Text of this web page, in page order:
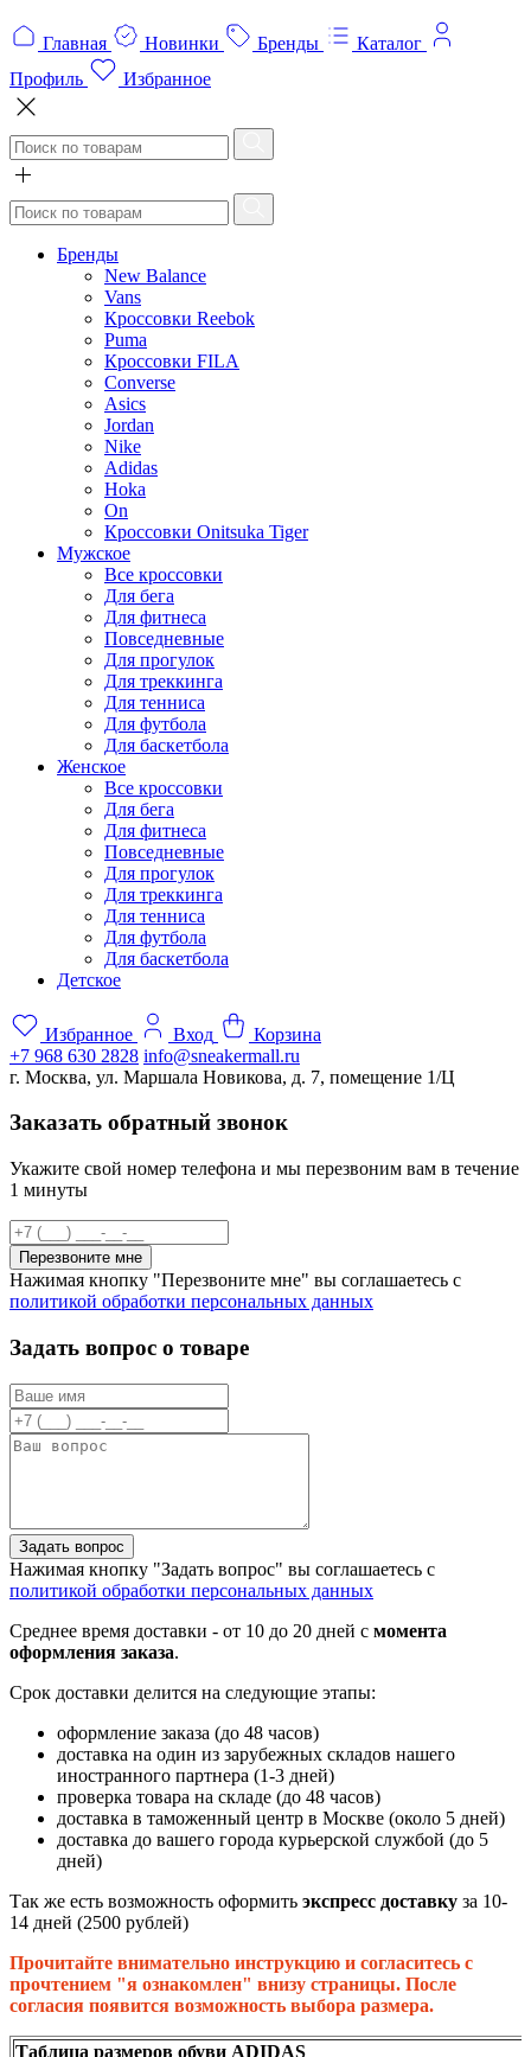
Главная Новинки Бренды
Каталог
Профиль
Избранное
Бренды
New Balance
Vans
Кроссовки Reebok
Puma
Кроссовки FILA
Converse
Asics
Jordan
Nike
Adidas
Hoka
On
Кроссовки Onitsuka Tiger
Мужское
Все кроссовки
Для бега
Для фитнеса
Повседневные
Для прогулок
Для треккинга
Для тенниса
Для футбола
Для баскетбола
Женское
Все кроссовки
Для бега
Для фитнеса
Повседневные
Для прогулок
Для треккинга
Для тенниса
Для футбола
Для баскетбола
Детское
Избранное Вход
Корзина
+7 968 630 2828 info@sneakermall.ru
г. Москва, ул. Маршала Новикова, д. 7, помещение 1/Ц
Заказать обратный звонок
Укажите свой номер телефона и мы перезвоним вам в течение
1 минуты
Перезвоните мне
Нажимая кнопку "Перезвоните мне" вы соглашаетесь с
политикой обработки персональных данных
Задать вопрос о товаре
Задать вопрос
Нажимая кнопку "Задать вопрос" вы соглашаетесь с
политикой обработки персональных данных
Среднее время доставки - от 10 до 20 дней с момента
оформления заказа.
Срок доставки делится на следующие этапы:
оформление заказа (до 48 часов)
доставка на один из зарубежных складов нашего
иностранного партнера (1-3 дней)
проверка товара на складе (до 48 часов)
доставка в таможенный центр в Москве (около 5 дней)
доставка до вашего города курьерской службой (до 5
дней)
Так же есть возможность оформить экспресс доставку за 10-
14 дней (2500 рублей)
Прочитайте внимательно инструкцию и согласитесь с
прочтением "я ознакомлен" внизу страницы. После
согласия появится возможность выбора размера.
Таблица размеров обуви ADIDAS